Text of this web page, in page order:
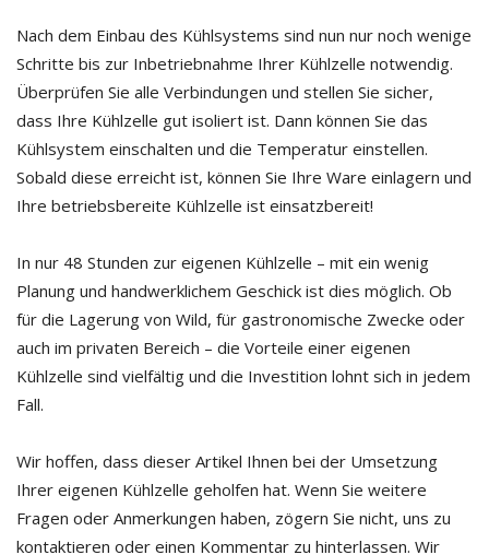
Nach dem Einbau des Kühlsystems sind nun nur noch wenige
Schritte bis zur Inbetriebnahme Ihrer Kühlzelle notwendig.
Überprüfen Sie alle Verbindungen und stellen Sie sicher,
dass Ihre Kühlzelle gut isoliert ist. Dann können Sie das
Kühlsystem einschalten und die Temperatur einstellen.
Sobald diese erreicht ist, können Sie Ihre Ware einlagern und
Ihre betriebsbereite Kühlzelle ist einsatzbereit!
In nur 48 Stunden zur eigenen Kühlzelle – mit ein wenig
Planung und handwerklichem Geschick ist dies möglich. Ob
für die Lagerung von Wild, für gastronomische Zwecke oder
auch im privaten Bereich – die Vorteile einer eigenen
Kühlzelle sind vielfältig und die Investition lohnt sich in jedem
Fall.
Wir hoffen, dass dieser Artikel Ihnen bei der Umsetzung
Ihrer eigenen Kühlzelle geholfen hat. Wenn Sie weitere
Fragen oder Anmerkungen haben, zögern Sie nicht, uns zu
kontaktieren oder einen Kommentar zu hinterlassen. Wir